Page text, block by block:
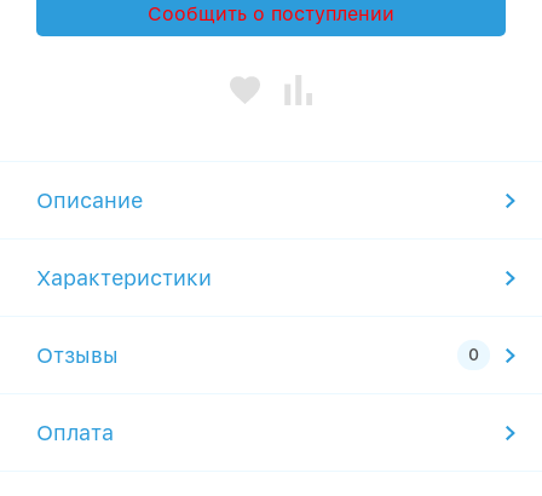
Сообщить о поступлении
Описание
Характеристики
Отзывы
Оплата